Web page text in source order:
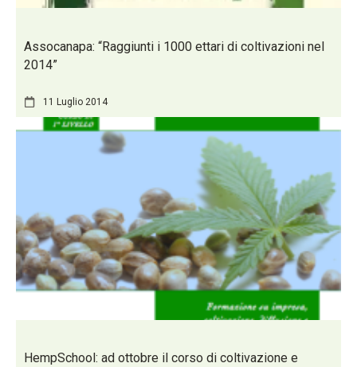
Assocanapa: “Raggiunti i 1000 ettari di coltivazioni nel
2014”
11 Luglio 2014
HempSchool: ad ottobre il corso di coltivazione e